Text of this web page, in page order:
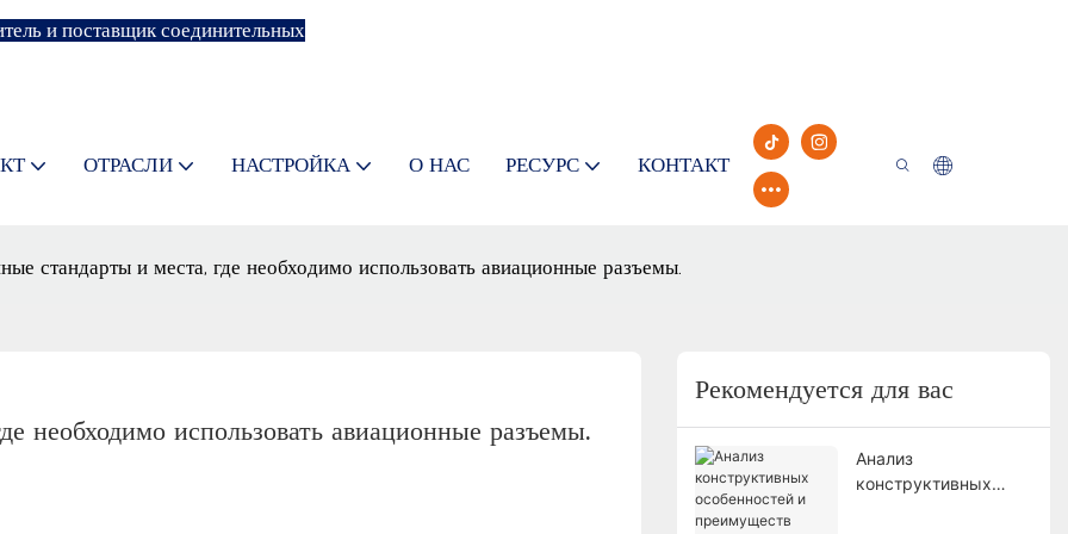
и поставщик соединительных
ОТРАСЛИ НАСТРОЙКА О НАС РЕСУРС КОНТАКТ
стандарты и места, где необходимо использовать авиационные разъемы.
необходимо использовать авиационные разъемы.
Рекомендуется для вас
Анализ
конструктивных